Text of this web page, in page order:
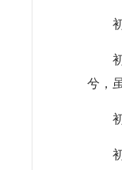
兮，